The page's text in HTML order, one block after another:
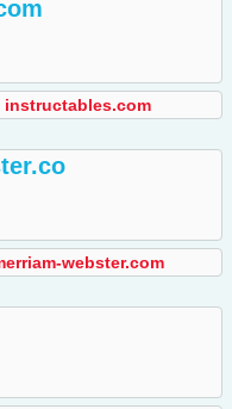
instructables.com
webster.com